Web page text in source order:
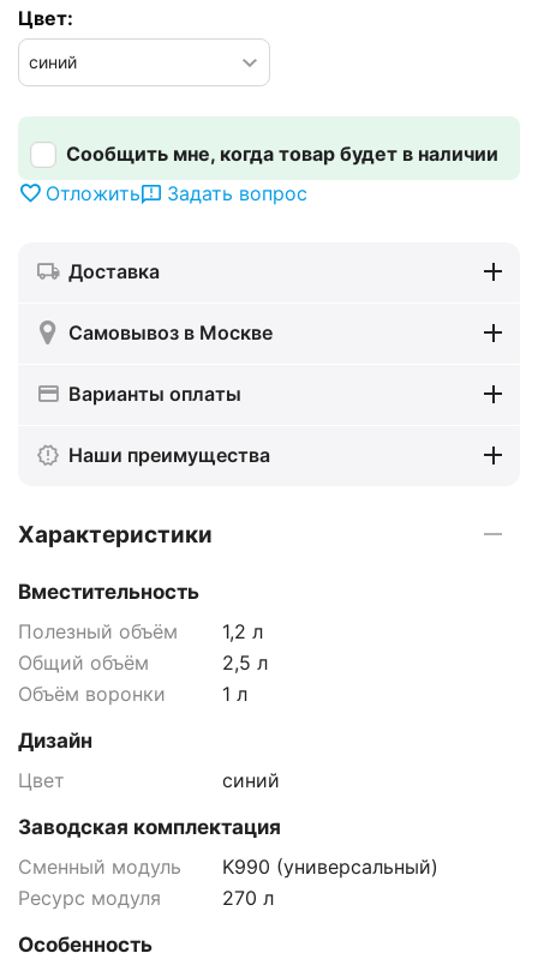
Цвет:
Сообщить мне, когда товар будет в наличии
Отложить
Задать вопрос
Доставка
Самовывоз в Москве
Варианты оплаты
Наши преимущества
Характеристики
Вместительность
Полезный объём
1,2 л
Общий объём
2,5 л
Объём воронки
1 л
Дизайн
Цвет
синий
Заводская комплектация
Сменный модуль
K990 (универсальный)
Ресурс модуля
270 л
Особенность